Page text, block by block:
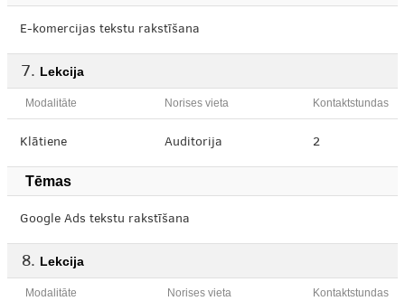
E-komercijas tekstu rakstīšana
Lekcija
Modalitāte Norises vieta Kontaktstundas
Klātiene Auditorija 2
Tēmas
Google Ads tekstu rakstīšana
Lekcija
Modalitāte Norises vieta Kontaktstundas